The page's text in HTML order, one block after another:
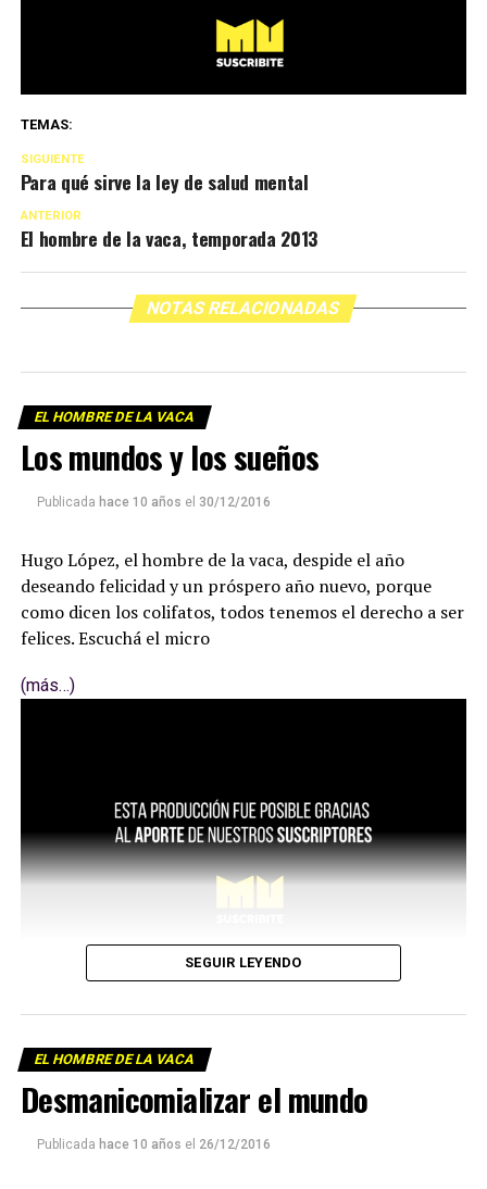
TEMAS:
SIGUIENTE
Para qué sirve la ley de salud mental
ANTERIOR
El hombre de la vaca, temporada 2013
NOTAS RELACIONADAS
EL HOMBRE DE LA VACA
Los mundos y los sueños
Publicada hace 10 años el 30/12/2016
Hugo López, el hombre de la vaca, despide el año
deseando felicidad y un próspero año nuevo, porque
como dicen los colifatos, todos tenemos el derecho a ser
felices. Escuchá el micro
(más…)
SEGUIR LEYENDO
EL HOMBRE DE LA VACA
Desmanicomializar el mundo
Publicada hace 10 años el 26/12/2016